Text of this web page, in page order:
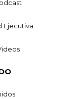
Ejecutiva